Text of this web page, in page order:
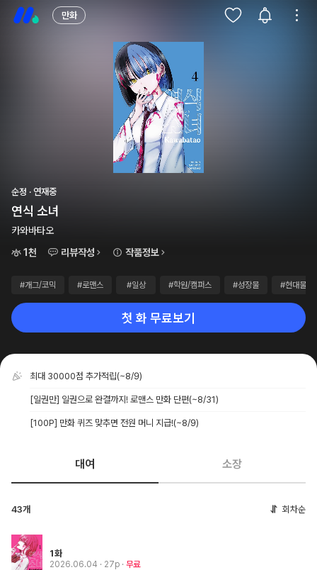
만화
순정 · 연재중
연식 소녀
카와바타오
1천
리뷰작성 작품정보
#개그/코믹 #로맨스 #일상 #학원/캠퍼스 #성장물 #현대물
첫 화 무료보기
최대 30000점 추가적립(~8/9)
[일권만] 일권으로 완결까지! 로맨스 만화 단편(~8/31)
[100P] 만화 퀴즈 맞추면 전원 머니 지급!(~8/9)
대여 소장
43개 회차순
1화
2026.06.04 · 27p 무료